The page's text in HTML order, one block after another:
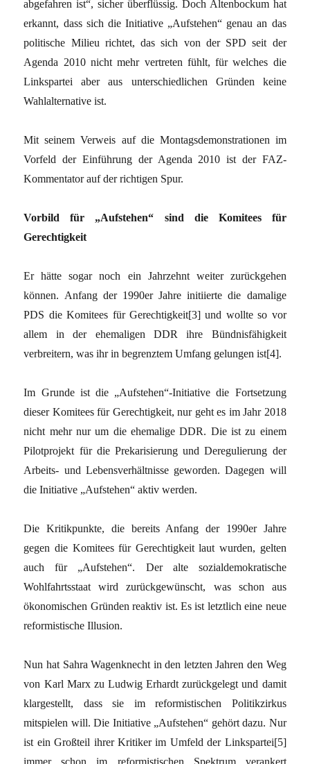
abgefahren ist“, sicher überflüssig. Doch Altenbockum hat
erkannt, dass sich die Initiative „Aufstehen“ genau an das
politische Milieu richtet, das sich von der SPD seit der
Agenda 2010 nicht mehr vertreten fühlt, für welches die
Linkspartei aber aus unterschiedlichen Gründen keine
Wahlalternative ist.
Mit seinem Verweis auf die Montagsdemonstrationen im
Vorfeld der Einführung der Agenda 2010 ist der FAZ-
Kommentator auf der richtigen Spur.
Vorbild für „Aufstehen“ sind die Komitees für
Gerechtigkeit
Er hätte sogar noch ein Jahrzehnt weiter zurückgehen
können. Anfang der 1990er Jahre initiierte die damalige
PDS die Komitees für Gerechtigkeit[3] und wollte so vor
allem in der ehemaligen DDR ihre Bündnisfähigkeit
verbreitern, was ihr in begrenztem Umfang gelungen ist[4].
Im Grunde ist die „Aufstehen“-Initiative die Fortsetzung
dieser Komitees für Gerechtigkeit, nur geht es im Jahr 2018
nicht mehr nur um die ehemalige DDR. Die ist zu einem
Pilotprojekt für die Prekarisierung und Deregulierung der
Arbeits- und Lebensverhältnisse geworden. Dagegen will
die Initiative „Aufstehen“ aktiv werden.
Die Kritikpunkte, die bereits Anfang der 1990er Jahre
gegen die Komitees für Gerechtigkeit laut wurden, gelten
auch für „Aufstehen“. Der alte sozialdemokratische
Wohlfahrtsstaat wird zurückgewünscht, was schon aus
ökonomischen Gründen reaktiv ist. Es ist letztlich eine neue
reformistische Illusion.
Nun hat Sahra Wagenknecht in den letzten Jahren den Weg
von Karl Marx zu Ludwig Erhardt zurückgelegt und damit
klargestellt, dass sie im reformistischen Politikzirkus
mitspielen will. Die Initiative „Aufstehen“ gehört dazu. Nur
ist ein Großteil ihrer Kritiker im Umfeld der Linkspartei[5]
immer schon im reformistischen Spektrum verankert